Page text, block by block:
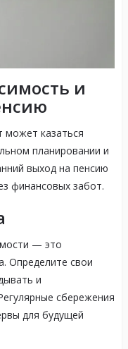
и
может казаться
планировании и
выход на пенсию
финансовых забот.
— это
Определите свои
и
сбережения
для будущей